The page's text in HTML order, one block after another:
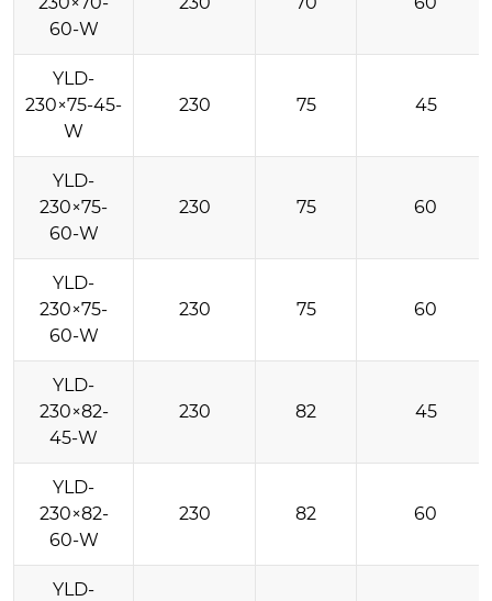
60-W
YLD-
230×75-45-
W
230 75 45
YLD-
230×75-
60-W
230 75 60
YLD-
230×75-
60-W
230 75 60
YLD-
230×82-
45-W
230 82 45
YLD-
230×82-
60-W
230 82 60
YLD-